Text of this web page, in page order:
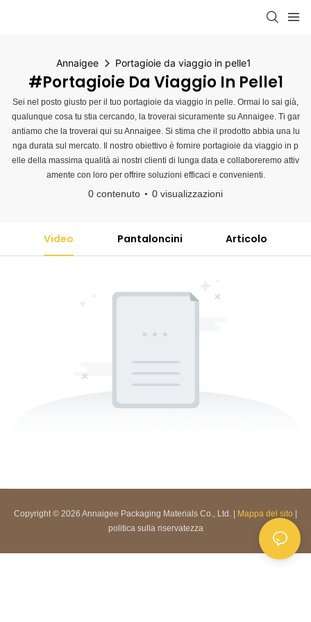
Annaigee Portagioie da viaggio in pelle1
#Portagioie Da Viaggio In Pelle1
Sei nel posto giusto per il tuo portagioie da viaggio in pelle. Ormai lo sai già,
qualunque cosa tu stia cercando, la troverai sicuramente su Annaigee. Ti gar
antiamo che la troverai qui su Annaigee. Si stima che il prodotto abbia una lu
nga durata sul mercato. Il nostro obiettivo è fornire portagioie da viaggio in p
elle della massima qualità ai nostri clienti di lunga data e collaboreremo attiv
amente con loro per offrire soluzioni efficaci e convenienti.
0 contenuto 0 visualizzazioni
Video Pantaloncini Articolo
Copyright © 2026 Annaigee Packaging Materials Co., Ltd. | Mappa del sito |
politica sulla riservatezza